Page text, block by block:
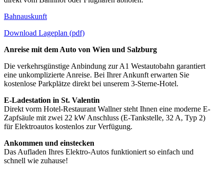
Bahnauskunft
Download Lageplan (pdf)
Anreise mit dem Auto von Wien und Salzburg
Die verkehrsgünstige Anbindung zur A1 Westautobahn garantiert
eine unkomplizierte Anreise. Bei Ihrer Ankunft erwarten Sie
kostenlose Parkplätze direkt bei unserem 3-Sterne-Hotel.
E-Ladestation in St. Valentin
Direkt vorm Hotel-Restaurant Wallner steht Ihnen eine moderne E-
Zapfsäule mit zwei 22 kW Anschluss (E-Tankstelle, 32 A, Typ 2)
für Elektroautos kostenlos zur Verfügung.
Ankommen und einstecken
Das Aufladen Ihres Elektro-Autos funktioniert so einfach und
schnell wie zuhause!